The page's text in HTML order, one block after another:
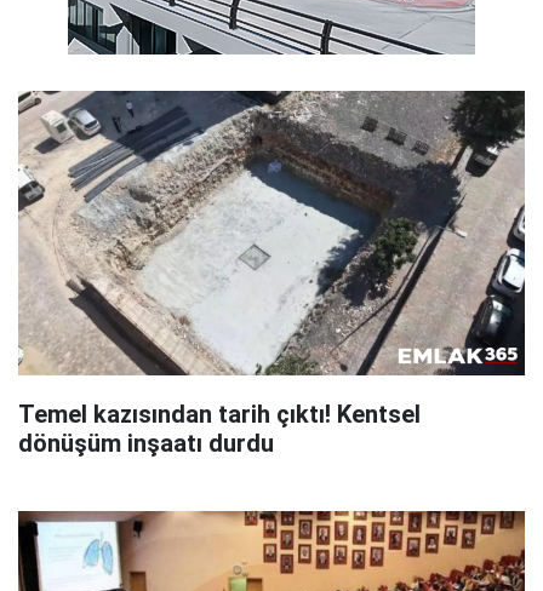
Temel kazısından tarih çıktı! Kentsel
dönüşüm inşaatı durdu